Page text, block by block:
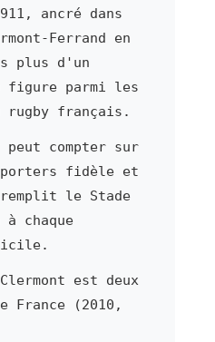
ancré dans
Ferrand en
plus d'un
parmi les
français.
compter sur
fidèle et
le Stade
chaque
est deux
France (2010,